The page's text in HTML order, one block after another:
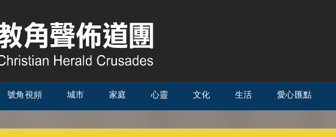
號角視頻 城市 家庭 心靈 文化 生活 愛心匯點